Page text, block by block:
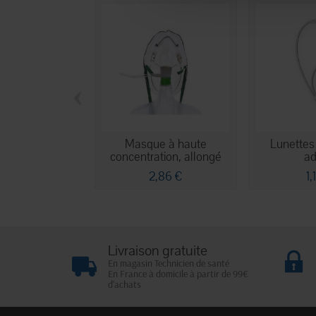
Masque à haute
concentration, allongé
avec...
2,86 €
Livraison gratuite
En magasin Technicien de santé
En France à domicile à partir de 99€
d'achats